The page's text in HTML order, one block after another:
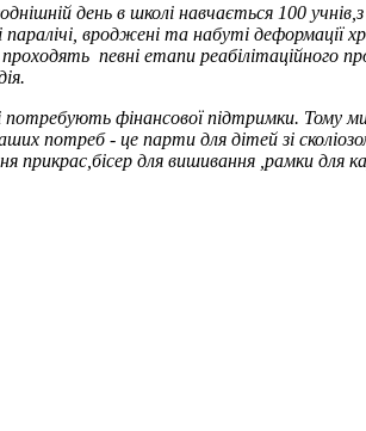
день в школі навчається 100
паралічі, вроджені та набуті
певні етапи реабілітаційного
фінансової підтримки. Тому
потреб - це парти для дітей зі
прикрас,бісер для вишивання ,рамки